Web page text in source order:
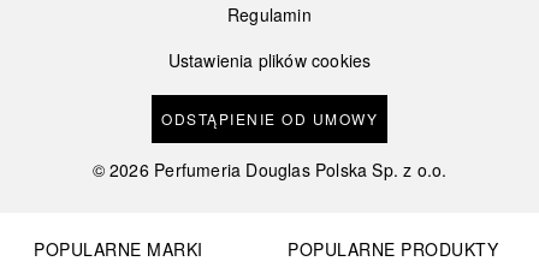
Regulamin
Ustawienia plików cookies
ODSTĄPIENIE OD UMOWY
©2026 Perfumeria Douglas Polska Sp. z o.o.
POPULARNE MARKI
POPULARNE PRODUKTY